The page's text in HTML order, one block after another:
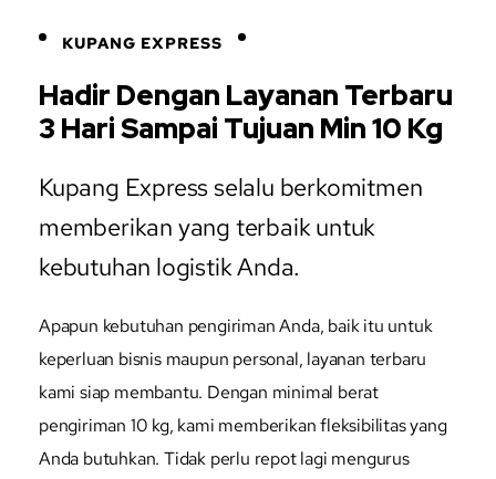
KUPANG EXPRESS
Hadir Dengan Layanan Terbaru
3 Hari Sampai Tujuan Min 10 Kg
Kupang Express selalu berkomitmen
memberikan yang terbaik untuk
kebutuhan logistik Anda.
Apapun kebutuhan pengiriman Anda, baik itu untuk
keperluan bisnis maupun personal, layanan terbaru
kami siap membantu. Dengan minimal berat
pengiriman 10 kg, kami memberikan fleksibilitas yang
Anda butuhkan. Tidak perlu repot lagi mengurus